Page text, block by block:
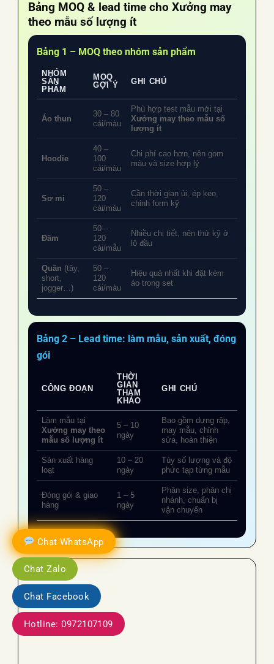
Chat WhatsApp
Chat Zalo
Chat Facebook
Hotline: 0972107109
Bảng MOQ & lead time cho Xưởng may
theo mẫu số lượng ít
Bảng 1 – MOQ theo nhóm sản phẩm
NHÓM
SẢN
PHẨM
MOQ
GỢI Ý
GHI CHÚ
Áo thun
30 – 80
cái/màu
Phù hợp test mẫu mới tại
Xưởng may theo mẫu số
lượng ít
Hoodie
40 –
100
cái/màu
Chi phí cao hơn, nên gom
màu và size hợp lý
Sơ mi
50 –
120
cái/màu
Cần thời gian ủi, ép keo,
chỉnh form kỹ
Đầm
50 –
120
cái/mẫu
Nhiều chi tiết, nên thử kỹ ở
lô đầu
Quần (tây,
short,
jogger…)
50 –
120
cái/màu
Hiệu quả nhất khi đặt kèm
áo trong set
Bảng 2 – Lead time: làm mẫu, sản xuất, đóng
gói
CÔNG ĐOẠN
THỜI
GIAN
THAM
KHẢO
GHI CHÚ
Làm mẫu tại
Xưởng may theo
mẫu số lượng ít
5 – 10
ngày
Bao gồm dựng rập,
may mẫu, chỉnh
sửa, hoàn thiện
Sản xuất hàng
loạt
10 – 20
ngày
Tùy số lượng và độ
phức tạp từng mẫu
Đóng gói & giao
hàng
1 – 5
ngày
Phân size, phân chi
nhánh, chuẩn bị
vận chuyển